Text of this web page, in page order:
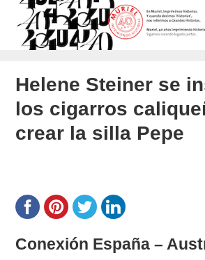
Helene Steiner se
los cigarros
crear la silla Pepe
Conexión España –